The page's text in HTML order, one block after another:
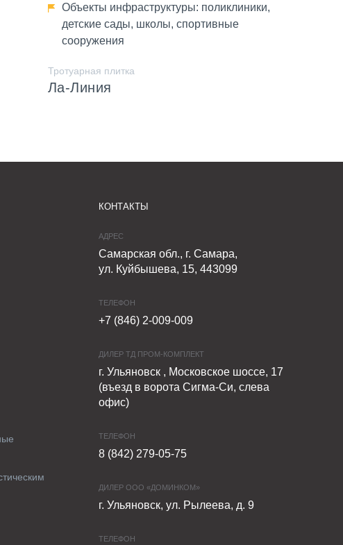
Объекты инфраструктуры: поликлиники,
детские сады, школы, спортивные
сооружения
Тротуарная плитка
Ла-Линия
КОНТАКТЫ
АДРЕС
Самарская обл., г. Самара,
ул. Куйбышева, 15, 443099
ТЕЛЕФОН
+7 (846) 2-009-009
ДИЛЕР ТД ПРОМ-КОМПЛЕКТ
г. Ульяновск , Московское шоссе, 17
(въезд в ворота Сигма-Си, слева
офис)
ТЕЛЕФОН
8 (842) 279-05-75
ДИЛЕР ООО «ДОМИНКОМ»
г. Ульяновск, ул. Рылеева, д. 9
ТЕЛЕФОН